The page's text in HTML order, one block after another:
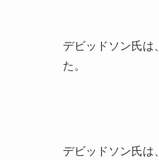
デビッドソン氏は
た。
デビッドソン氏は